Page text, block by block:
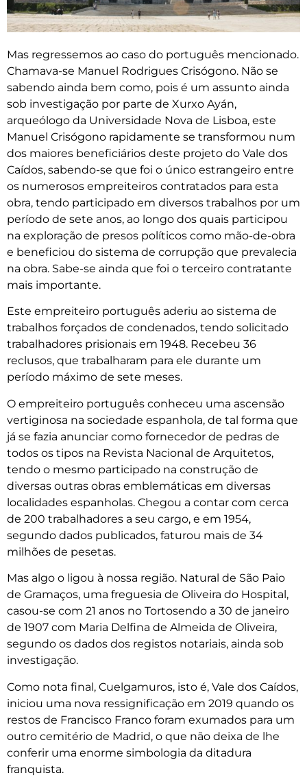
Mas regressemos ao caso do português mencionado.
Chamava-se Manuel Rodrigues Crisógono. Não se
sabendo ainda bem como, pois é um assunto ainda
sob investigação por parte de Xurxo Ayán,
arqueólogo da Universidade Nova de Lisboa, este
Manuel Crisógono rapidamente se transformou num
dos maiores beneficiários deste projeto do Vale dos
Caídos, sabendo-se que foi o único estrangeiro entre
os numerosos empreiteiros contratados para esta
obra, tendo participado em diversos trabalhos por um
período de sete anos, ao longo dos quais participou
na exploração de presos políticos como mão-de-obra
e beneficiou do sistema de corrupção que prevalecia
na obra. Sabe-se ainda que foi o terceiro contratante
mais importante.
Este empreiteiro português aderiu ao sistema de
trabalhos forçados de condenados, tendo solicitado
trabalhadores prisionais em 1948. Recebeu 36
reclusos, que trabalharam para ele durante um
período máximo de sete meses.
O empreiteiro português conheceu uma ascensão
vertiginosa na sociedade espanhola, de tal forma que
já se fazia anunciar como fornecedor de pedras de
todos os tipos na Revista Nacional de Arquitetos,
tendo o mesmo participado na construção de
diversas outras obras emblemáticas em diversas
localidades espanholas. Chegou a contar com cerca
de 200 trabalhadores a seu cargo, e em 1954,
segundo dados publicados, faturou mais de 34
milhões de pesetas.
Mas algo o ligou à nossa região. Natural de São Paio
de Gramaços, uma freguesia de Oliveira do Hospital,
casou-se com 21 anos no Tortosendo a 30 de janeiro
de 1907 com Maria Delfina de Almeida de Oliveira,
segundo os dados dos registos notariais, ainda sob
investigação.
Como nota final, Cuelgamuros, isto é, Vale dos Caídos,
iniciou uma nova ressignificação em 2019 quando os
restos de Francisco Franco foram exumados para um
outro cemitério de Madrid, o que não deixa de lhe
conferir uma enorme simbologia da ditadura
franquista.